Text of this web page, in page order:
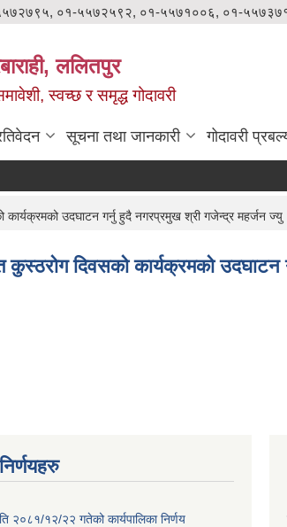
०१-५५७२५९२, ०१-५५७१००६, ०१-
ललितपुर
स्वच्छ र समृद्ध गोदावरी
सूचना तथा जानकारी गोदावरी
उदघाटन गर्नु हुदै नगरप्रमुख श्री गजेन्द्र महर्जन ज्यु
दिवसको कार्यक्रमको उदघाटन
निर्णयहरु
२०८१/१२/२२ गतेको कार्यपालिका निर्णय